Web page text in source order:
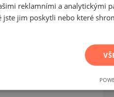
reklamními a analytickými
jim poskytli nebo které